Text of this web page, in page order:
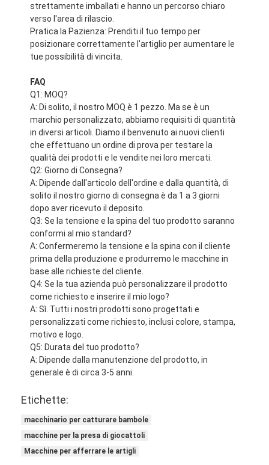
strettamente imballati e hanno un percorso chiaro
verso l'area di rilascio.
Pratica la Pazienza: Prenditi il tuo tempo per
posizionare correttamente l'artiglio per aumentare le
tue possibilità di vincita.
FAQ
Q1: MOQ?
A: Di solito, il nostro MOQ è 1 pezzo. Ma se è un
marchio personalizzato, abbiamo requisiti di quantità
in diversi articoli. Diamo il benvenuto ai nuovi clienti
che effettuano un ordine di prova per testare la
qualità dei prodotti e le vendite nei loro mercati.
Q2: Giorno di Consegna?
A: Dipende dall'articolo dell'ordine e dalla quantità, di
solito il nostro giorno di consegna è da 1 a 3 giorni
dopo aver ricevuto il deposito.
Q3: Se la tensione e la spina del tuo prodotto saranno
conformi al mio standard?
A: Confermeremo la tensione e la spina con il cliente
prima della produzione e produrremo le macchine in
base alle richieste del cliente.
Q4: Se la tua azienda può personalizzare il prodotto
come richiesto e inserire il mio logo?
A: Sì. Tutti i nostri prodotti sono progettati e
personalizzati come richiesto, inclusi colore, stampa,
motivo e logo.
Q5: Durata del tuo prodotto?
A: Dipende dalla manutenzione del prodotto, in
generale è di circa 3-5 anni.
Etichette:
macchinario per catturare bambole
macchine per la presa di giocattoli
Macchine per afferrare le artigli